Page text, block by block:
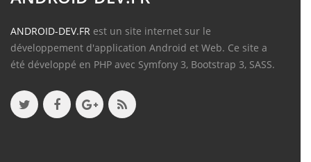
ANDROID-DEV.FR est un site internet sur le
développement d'application Android et Web. Ce site a
été développé en PHP avec Symfony 3, Bootstrap 3, SASS.